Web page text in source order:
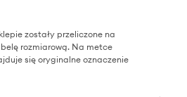
zostały przeliczone na
rozmiarową. Na metce
się oryginalne oznaczenie